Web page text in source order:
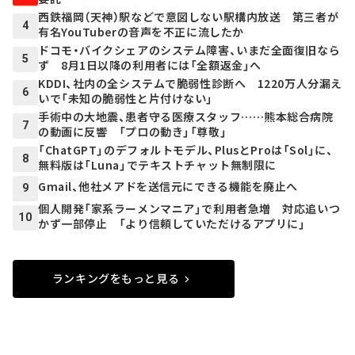
4
西鉄福岡（天神）駅などで意図しない駅構内放送 第三者が
有名YouTuberの音声を不正に流したか
5
ドコモ・バイクシェアのシステム障害、いまだ全面復旧なら
ず 8月1日以降の利用者には「全額返金」へ
6
KDDI、社内の全システムで脆弱性診断へ 1220万人分漏え
いで「未知の脆弱性と片付けない」
7
手術中の大地震、患者守る医療スタッフ……熊本総合病院
の動画に反響 「プロの動き」「尊敬」
8
「ChatGPT」のデフォルトモデル、PlusとProは「Sol」に、
無料版は「Luna」でテキストチャット無制限に
9 Gmail、他社メアドを送信元にできる機能を廃止へ
10
個人開発「家系ラーメンマニア」で利用者急増 対応追いつ
かず一部停止 「より信頼していただけるアプリに」
ランキングをもっと見る